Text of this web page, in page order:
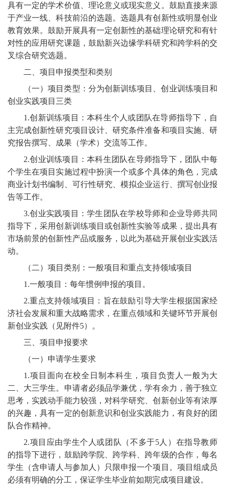
具有一定的学术价值、理论意义或现实意义。鼓励直接来源
于产业一线、科技前沿的选题。选题具有创新性或明显创业
教育效果。鼓励开展具有一定创新性的基础理论研究和有针
对性的应用研究课题，鼓励新兴边缘学科研究和跨学科的交
叉综合研究选题。
二、项目申报类型和类别
（一）项目类型：分为创新训练项目、创业训练项目和
创业实践项目三类
1.创新训练项目：本科生个人或团队在导师指导下，自
主完成创新性研究项目设计、研究条件准备和项目实施、研
究报告撰写、成果（学术）交流等工作。
2.创业训练项目：本科生团队在导师指导下，团队中每
个学生在项目实施过程中扮演一个或多个具体的角色，完成
商业计划书编制、可行性研究、模拟企业运行、撰写创业报
告等工作。
3.创业实践项目：学生团队在学校导师和企业导师共同
指导下，采用创新训练项目或创新性实验等成果，提出具有
市场前景的创新性产品或服务，以此为基础开展创业实践活
动。
（二）项目类别：一般项目和重点支持领域项目
1.一般项目：每年惯例申报的项目。
2.重点支持领域项目：旨在鼓励引导大学生根据国家经
济社会发展和重大战略需求，在重点领域和关键环节开展创
新创业实践（见附件5）。
三、项目申报要求
（一）申请学生要求
1.项目面向在校全日制本科生，项目负责人一般为大
二、大三学生。申请者必须品学兼优，学有余力，善于独立
思考，实践动手能力较强，对科学研究、创新创业等有浓厚
的兴趣，具有一定的创新意识和创业实践能力，有良好的团
队合作精神。
2.项目应由学生个人或团队（不多于5人）在指导教师
的指导下进行，鼓励跨学院、跨学科、跨年级的合作，每名
学生（含申请人与参加人）只限申报一个项目。项目组成员
必须有明确的分工，保证学生毕业前如期完成项目建设。